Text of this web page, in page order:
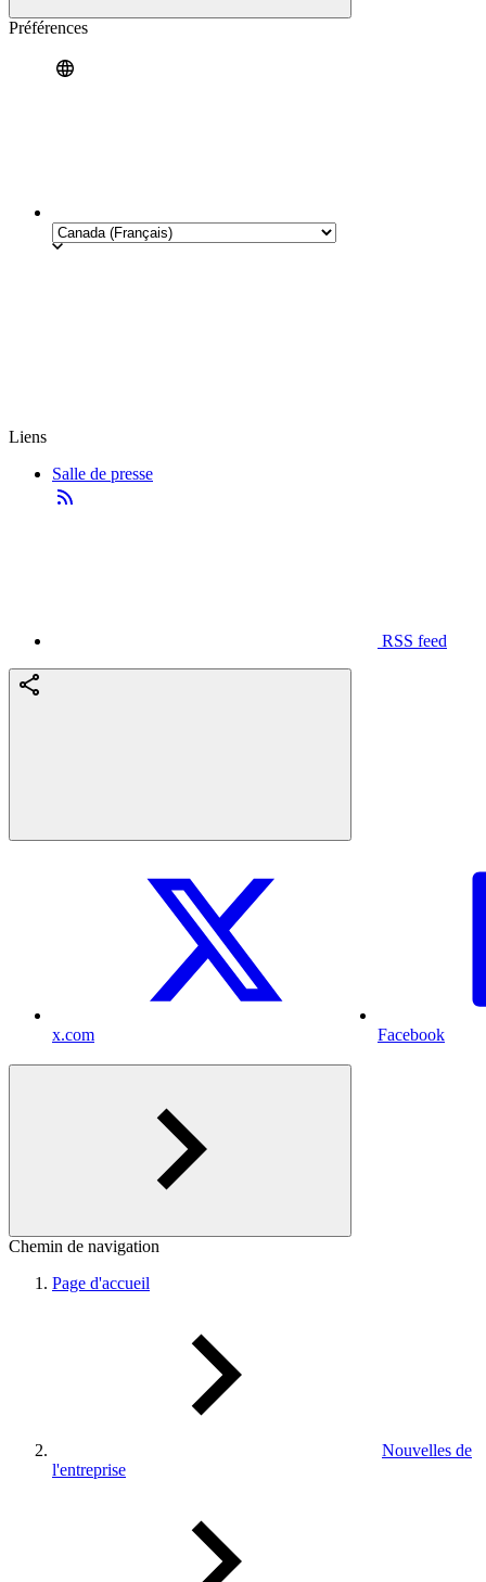
Préférences
Liens
Salle de presse
RSS feed
x.com Facebook
Chemin de navigation
Page d'accueil
Nouvelles de
l'entreprise